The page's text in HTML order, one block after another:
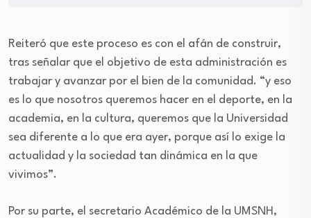
Reiteró que este proceso es con el afán de construir,
tras señalar que el objetivo de esta administración es
trabajar y avanzar por el bien de la comunidad. “y eso
es lo que nosotros queremos hacer en el deporte, en la
academia, en la cultura, queremos que la Universidad
sea diferente a lo que era ayer, porque así lo exige la
actualidad y la sociedad tan dinámica en la que
vivimos”.
Por su parte, el secretario Académico de la UMSNH,